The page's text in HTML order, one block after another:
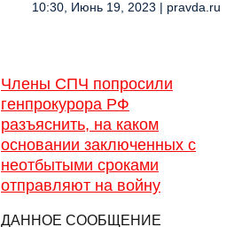
10:30, Июнь 19, 2023 | pravda.ru
Члены СПЧ попросили
генпрокурора РФ
разъяснить, на каком
основании заключенных с
неотбытыми сроками
отправляют на войну
ДАННОЕ СООБЩЕНИЕ